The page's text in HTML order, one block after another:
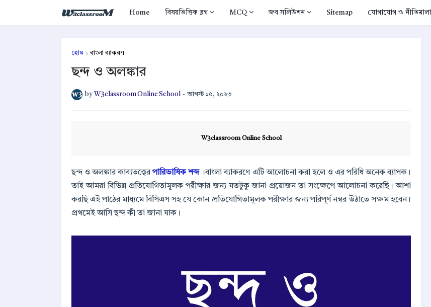
Home বিষয়ভিত্তিক ব্লগ MCQ জব সলিউশন Sitemap যোগাযোগ ও নীতিমালা
হোম বাংলা ব্যাকরণ
ছন্দ ও অলঙ্কার
by W3classroom Online School - আগস্ট ১৫, ২০২৩
W3classroom Online School
ছন্দ ও অলঙ্কার কাব্যতত্ত্বেরপারিভাষিক শব্দ।বাংলা ব্যাকরণে এটি আলোচনা করা হলে ও এর পরিধি অনেক ব্যাপক।
তাই আমরা বিভিন্ন প্রতিযোগিতামূলক পরীক্ষার জন্য যতটুকু জানা প্রয়োজন তা সংক্ষেপে আলোচনা করেছি। আশা
করছি এই পাঠের মাধ্যমে বিসিএস সহ যে কোন প্রতিযোগিতামূলক পরীক্ষার জন্য পরিপূর্ণ নম্বর উঠাতে সক্ষম হবেন।
প্রথমেই আসি ছন্দ কী তা জানা যাক।